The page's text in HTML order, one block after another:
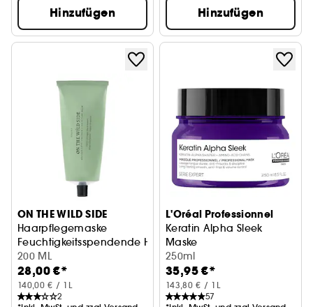
Hinzufügen Hinzufügen
ON THE WILD SIDE
Haarpflegemaske
Feuchtigkeitsspendende Haarpflege
200 ML
28,00 €*
140,00 € / 1L
2
L'Oréal Professionnel
Keratin Alpha Sleek
Maske
250ml
35,95 €*
143,80 € / 1L
57